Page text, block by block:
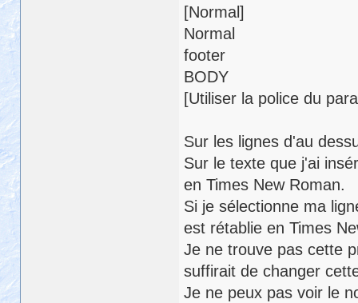
[Normal]
Normal
footer
BODY
[Utiliser la police du
Sur les lignes d'au
Sur le texte que j'ai
en Times New Roman.
Si je sélectionne ma
est rétablie en Times
Je ne trouve pas cette
suffirait de changer
Je ne peux pas voir le